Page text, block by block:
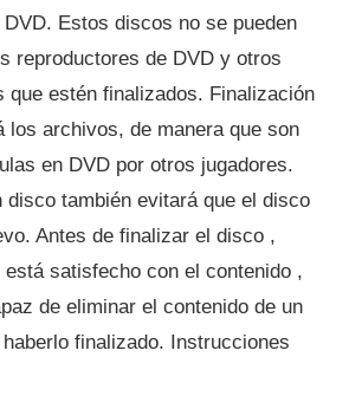
Estos discos no se pueden
reproductores de DVD y otros
que estén finalizados. Finalización
los archivos, de manera que son
en DVD por otros jugadores.
disco también evitará que el disco
Antes de finalizar el disco ,
está satisfecho con el contenido ,
de eliminar el contenido de un
finalizado. Instrucciones